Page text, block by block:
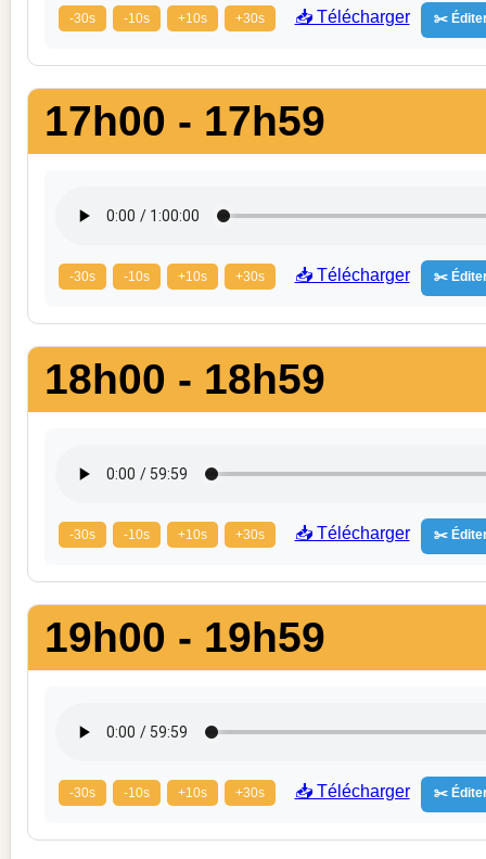
-30s -10s +10s +30s 📥 Télécharger ✂️
17h00 - 17h59
-30s -10s +10s +30s 📥 Télécharger ✂️
18h00 - 18h59
-30s -10s +10s +30s 📥 Télécharger ✂️
19h00 - 19h59
-30s -10s +10s +30s 📥 Télécharger ✂️